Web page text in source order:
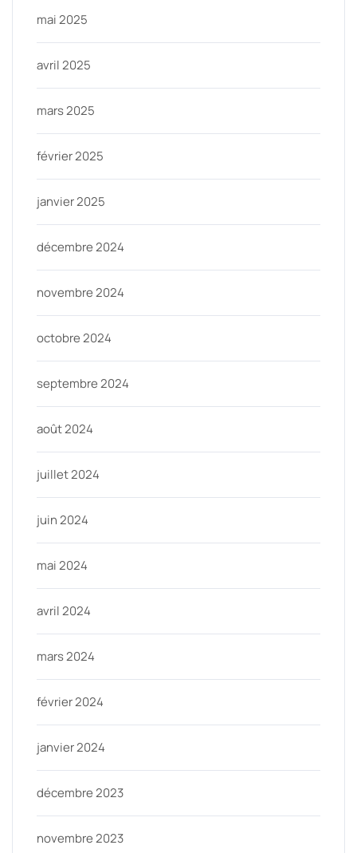
mai 2025
avril 2025
mars 2025
février 2025
janvier 2025
décembre 2024
novembre 2024
octobre 2024
septembre 2024
août 2024
juillet 2024
juin 2024
mai 2024
avril 2024
mars 2024
février 2024
janvier 2024
décembre 2023
novembre 2023